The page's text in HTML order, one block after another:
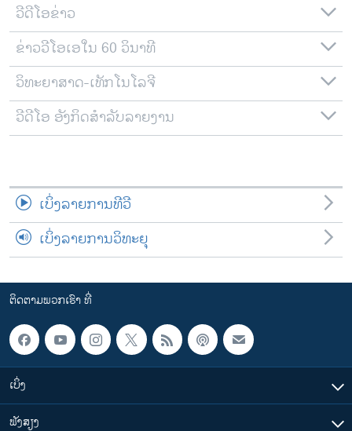
ວີດີໂອຂ່າວ
ຂ່າວວີໂອເອໃນ 60 ວິນາທີ
ວິທະຍາສາດ-ເທັກໂນໂລຈີ
ວີດີໂອ ອັງກິດສຳລັບລາຍງານ
ເບິ່ງລາຍການທີວີ
ເບິ່ງລາຍການວິທະຍຸ
ຕິດຕາມພວກເຮົາ ທີ່
ເບິ່ງ
ຟັງສຽງ